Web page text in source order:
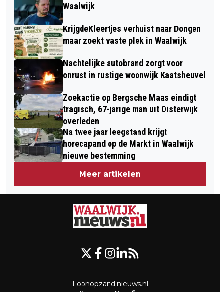
Waalwijk
KrijgdeKleertjes verhuist naar Dongen
maar zoekt vaste plek in Waalwijk
Nachtelijke autobrand zorgt voor
onrust in rustige woonwijk Kaatsheuvel
Zoekactie op Bergsche Maas eindigt
tragisch, 67-jarige man uit Oisterwijk
overleden
Na twee jaar leegstand krijgt
horecapand op de Markt in Waalwijk
nieuwe bestemming
Meer artikelen
Loonopzand.nieuws.nl